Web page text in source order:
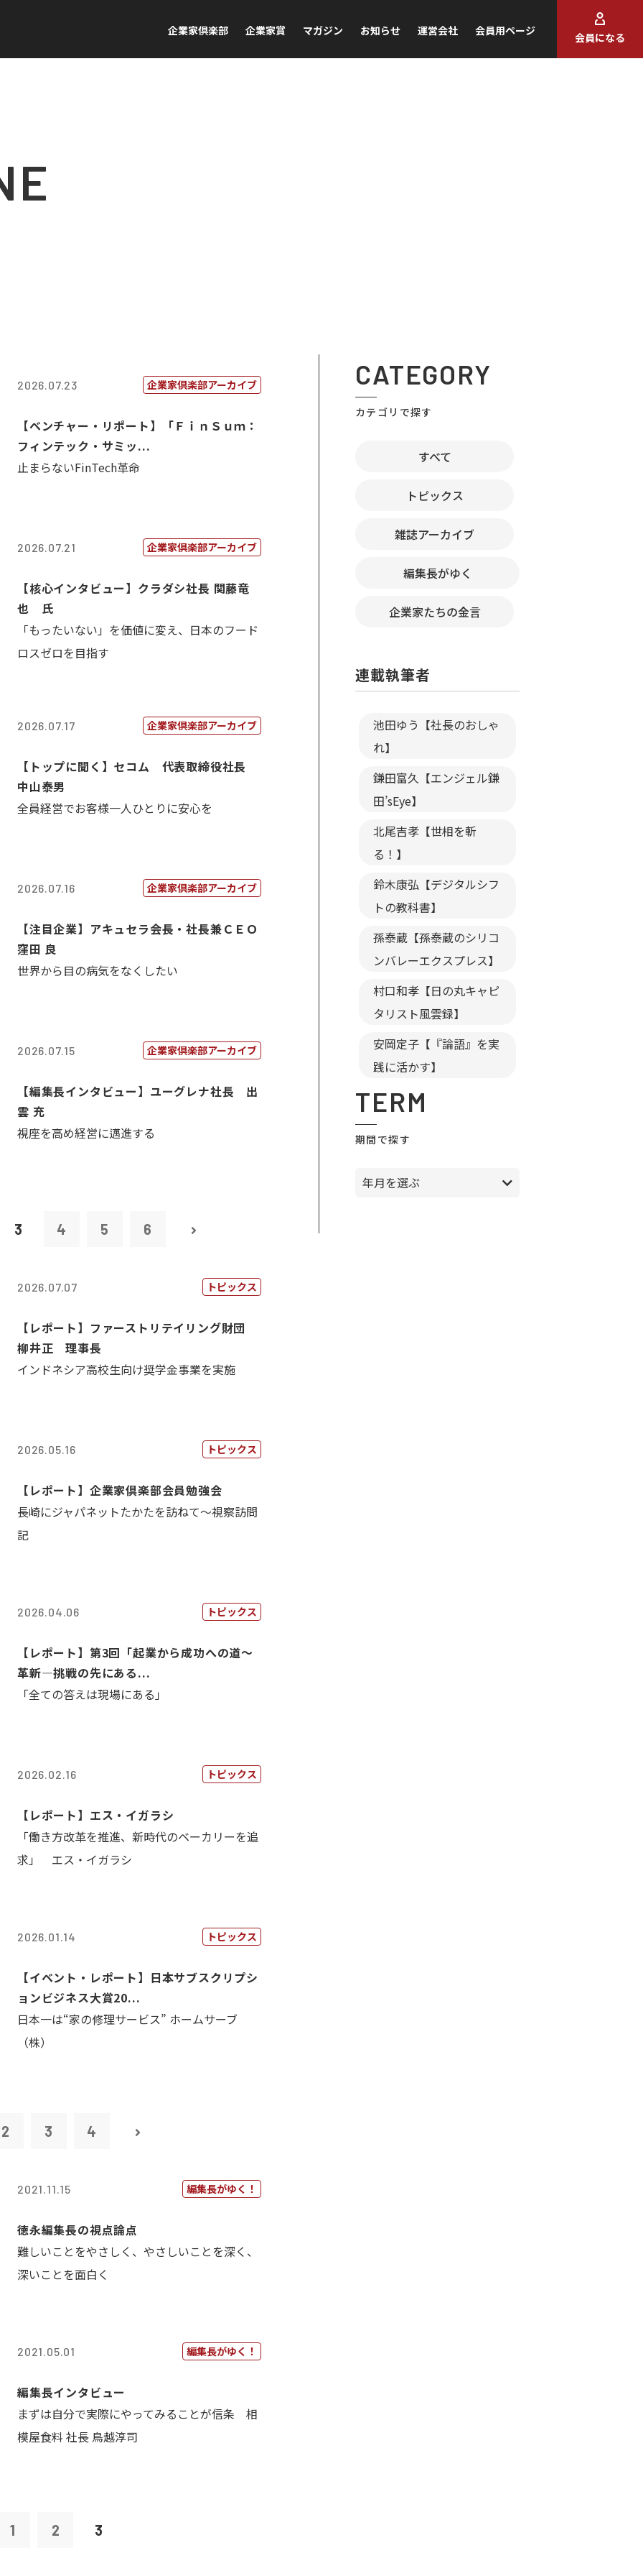
企業家倶楽部 企業家賞 マガジン お知らせ 運営会社 会員用ページ
会員になる
2026.07.23 企業家倶楽部アーカイブ
【ベンチャー・リポート】「ＦｉｎＳｕｍ：
フィンテック・サミッ...
止まらないFinTech革命
2026.07.21 企業家倶楽部アーカイブ
【核心インタビュー】クラダシ社長 関藤竜
也 氏
「もったいない」を価値に変え、日本のフード
ロスゼロを目指す
2026.07.17 企業家倶楽部アーカイブ
【トップに聞く】セコム 代表取締役社長
中山泰男
全員経営でお客様一人ひとりに安心を
2026.07.16 企業家倶楽部アーカイブ
【注目企業】アキュセラ会長・社長兼ＣＥＯ
窪田 良
世界から目の病気をなくしたい
2026.07.15 企業家倶楽部アーカイブ
【編集長インタビュー】ユーグレナ社長 出
雲 充
視座を高め経営に邁進する
3 4 5 6
2026.07.07 トピックス
【レポート】ファーストリテイリング財団
柳井正 理事長
インドネシア高校生向け奨学金事業を実施
2026.05.16 トピックス
【レポート】企業家倶楽部会員勉強会
長崎にジャパネットたかたを訪ねて～視察訪問
記
2026.04.06 トピックス
【レポート】第3回「起業から成功への道～
革新―挑戦の先にある...
「全ての答えは現場にある」
2026.02.16 トピックス
【レポート】エス・イガラシ
「働き方改革を推進、新時代のベーカリーを追
求」 エス・イガラシ
2026.01.14 トピックス
【イベント・レポート】日本サブスクリプシ
ョンビジネス大賞20...
日本一は“家の修理サービス” ホームサーブ
（株）
2 3 4
2021.11.15 編集長がゆく！
徳永編集長の視点論点
難しいことをやさしく、やさしいことを深く、
深いことを面白く
2021.05.01 編集長がゆく！
編集長インタビュー
まずは自分で実際にやってみることが信条 相
模屋食料 社長 鳥越淳司
1 2 3
CATEGORY
カテゴリで探す
すべて
トピックス
雑誌アーカイブ
編集長がゆく
企業家たちの金言
連載執筆者
池田ゆう【社長のおしゃ
れ】
鎌田富久【エンジェル鎌
田’sEye】
北尾吉孝【世相を斬
る！】
鈴木康弘【デジタルシフ
トの教科書】
孫泰蔵【孫泰蔵のシリコ
ンバレーエクスプレス】
村口和孝【日の丸キャピ
タリスト風雲録】
安岡定子【『論語』を実
践に活かす】
TERM
期間で探す
年月を選ぶ